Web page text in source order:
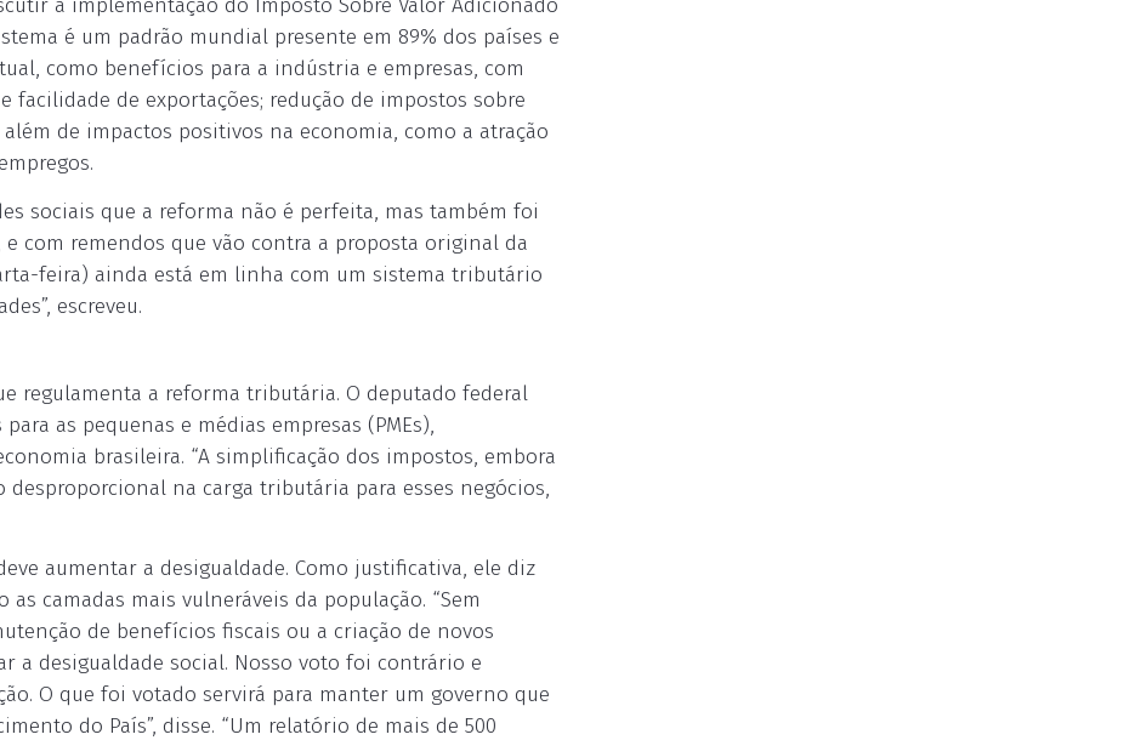
a implementação do Imposto Sobre Valor Adicionado
é um padrão mundial presente em 89% dos países e
como benefícios para a indústria e empresas, com
de exportações; redução de impostos sobre
de impactos positivos na economia, como a atração
sociais que a reforma não é perfeita, mas também foi
com remendos que vão contra a proposta original da
feira) ainda está em linha com um sistema tributário
escreveu.
regulamenta a reforma tributária. O deputado federal
as pequenas e médias empresas (PMEs),
brasileira. “A simplificação dos impostos, embora
na carga tributária para esses negócios,
aumentar a desigualdade. Como justificativa, ele diz
camadas mais vulneráveis da população. “Sem
de benefícios fiscais ou a criação de novos
a desigualdade social. Nosso voto foi contrário e
O que foi votado servirá para manter um governo que
do País”, disse. “Um relatório de mais de 500